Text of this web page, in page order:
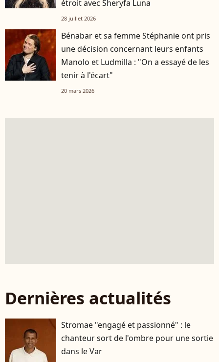
étroit avec Sheryfa Luna
28 juillet 2026
Bénabar et sa femme Stéphanie ont pris
une décision concernant leurs enfants
Manolo et Ludmilla : "On a essayé de les
tenir à l'écart"
20 mars 2026
Dernières actualités
Stromae "engagé et passionné" : le
chanteur sort de l'ombre pour une sortie
dans le Var